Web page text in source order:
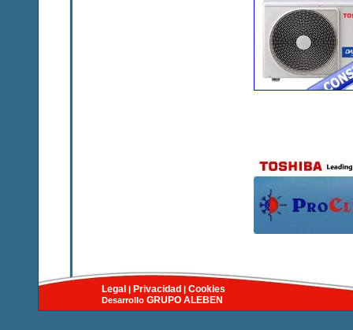
Legal | Privacidad | Cookies
Desarrollo GRUPO ALEBEN